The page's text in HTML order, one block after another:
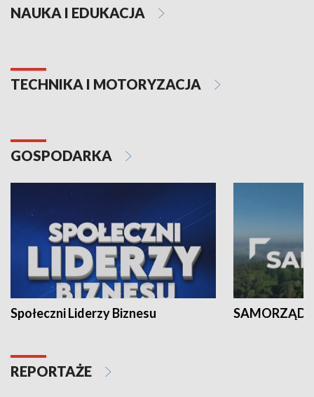
NAUKA I EDUKACJA
TECHNIKA I MOTORYZACJA
GOSPODARKA
Społeczni Liderzy Biznesu SAMORZĄD
REPORTAŻE